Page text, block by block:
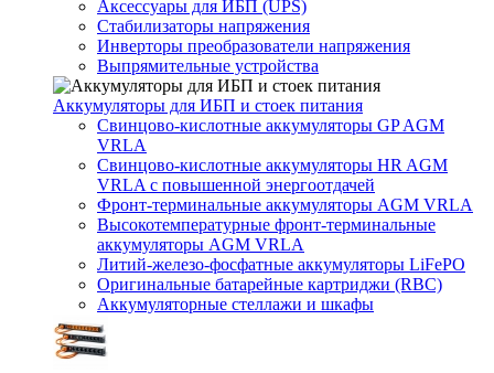
Аксессуары для ИБП (UPS)
Стабилизаторы напряжения
Инверторы преобразователи напряжения
Выпрямительные устройства
Аккумуляторы для ИБП и стоек питания
Свинцово-кислотные аккумуляторы GP AGM
VRLA
Свинцово-кислотные аккумуляторы HR AGM
VRLA с повышенной энергоотдачей
Фронт-терминальные аккумуляторы AGM VRLA
Высокотемпературные фронт-терминальные
аккумуляторы AGM VRLA
Литий-железо-фосфатные аккумуляторы LiFePO
Оригинальные батарейные картриджи (RBC)
Аккумуляторные стеллажи и шкафы